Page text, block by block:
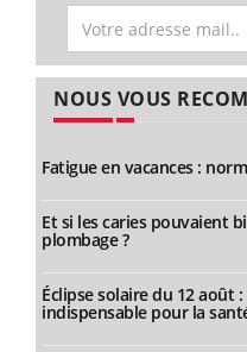
NOUS VOUS
Fatigue en vacances :
Et si les caries pouvaient
plombage ?
Éclipse solaire du 12 août
indispensable pour la